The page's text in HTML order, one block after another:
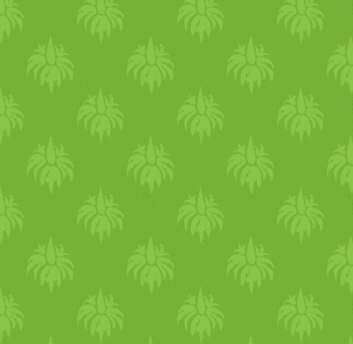
zöldségek, stb.) különleges
ízvilágot kölcsönöz
ételünknek.